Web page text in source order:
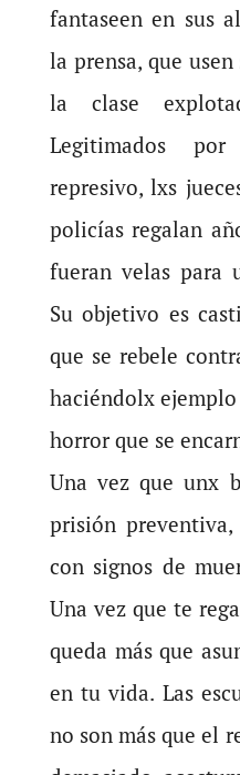
fantaseen en sus
la prensa, que
la clase
Legitimados
represivo, lxs
policías regalan
fueran velas para
Su objetivo es
que se rebele
haciéndolx
horror que se
Una vez que unx
prisión
con signos de
Una vez que te
queda más que
en tu vida. Las
no son más que el